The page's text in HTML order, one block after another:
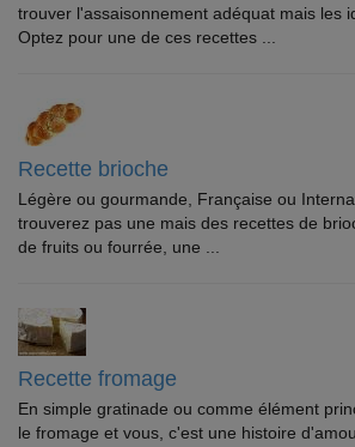
trouver l'assaisonnement adéquat mais les
Optez pour une de ces recettes ...
Recette brioche
Légère ou gourmande, Française ou
trouverez pas une mais des recettes de
de fruits ou fourrée, une ...
Recette fromage
En simple gratinade ou comme élément
le fromage et vous, c'est une histoire